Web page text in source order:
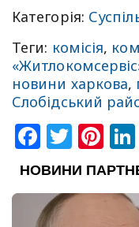
Категорія:
Теги: комісія,
новини харкова,
Слобідський